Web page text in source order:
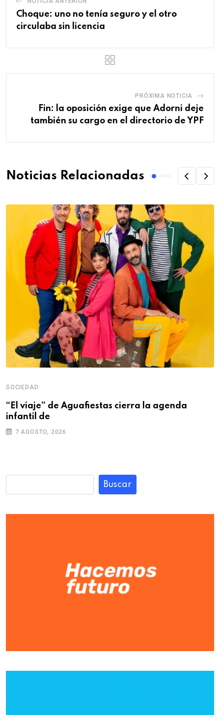
Choque: uno no tenía seguro y el otro
circulaba sin licencia
PRÓXIMA NOTICIA
Fin: la oposición exige que Adorni deje
también su cargo en el directorio de YPF
Noticias Relacionadas
SOCIEDAD
“El viaje” de Aguafiestas cierra la agenda
infantil de
7 AGOSTO, 2026
Buscar